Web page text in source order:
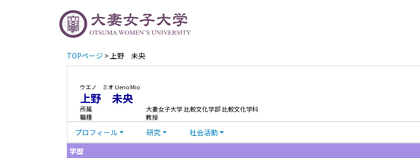
TOPページ > 上野 未央
ウエノ ミオ Ueno Mio
上野 未央
所属
大妻女子大学 比較文化学部 比較文化学科
職種
教授
プロフィール 研究
社会活動
学歴